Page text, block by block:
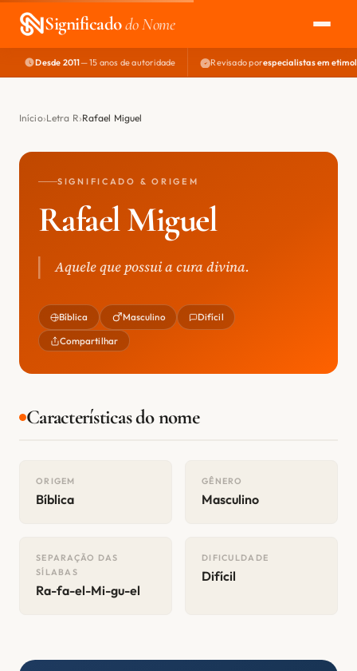
Significadodo Nome
EXPLORAR
NOME PERFEITO
Desde 2011— 15 anos de autoridade Revisado porespecialistas em
Início Letra R Rafael Miguel
SIGNIFICADO & ORIGEM
Rafael Miguel
Aquele que possui a cura divina.
Bíblica Masculino Difícil
Compartilhar
Características do nome
ORIGEM
Bíblica
GÊNERO
Masculino
SEPARAÇÃO DAS
SÍLABAS
Ra-fa-el-Mi-gu-el
DIFICULDADE
Difícil